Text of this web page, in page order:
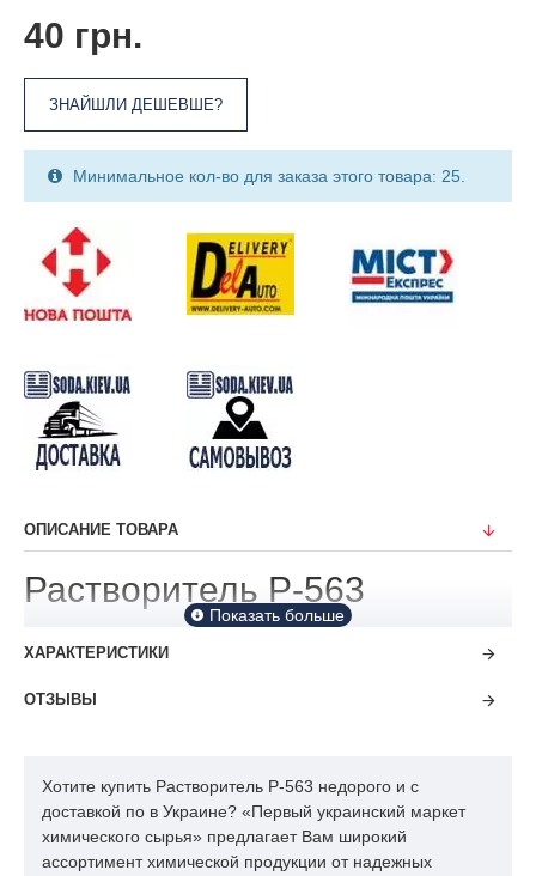
40 грн.
ЗНАЙШЛИ ДЕШЕВШЕ?
Минимальное кол-во для заказа этого товара: 25.
ОПИСАНИЕ ТОВАРА
Растворитель Р-563
ХАРАКТЕРИСТИКИ
ОТЗЫВЫ
Хотите купить Растворитель Р-563 недорого и с
доставкой по в Украине? «Первый украинский маркет
химического сырья» предлагает Вам широкий
ассортимент химической продукции от надежных